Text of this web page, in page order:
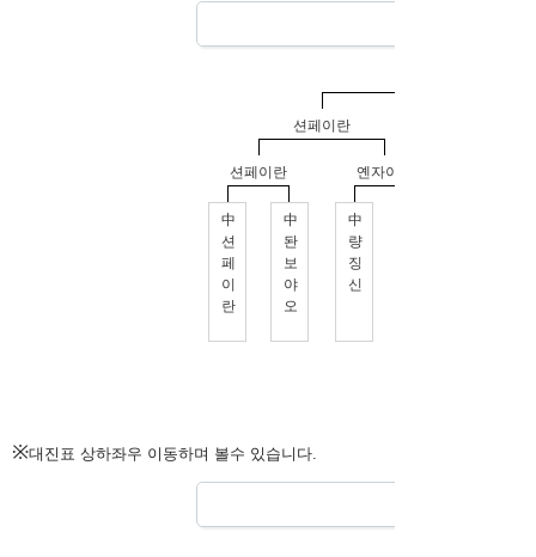
※대진표 상하좌우 이동하며 볼수 있습니다.